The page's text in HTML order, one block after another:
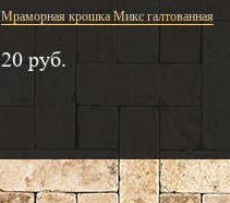
Мраморная крошка Микс галтованная
20 руб.